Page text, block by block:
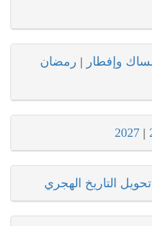
| رمضان
|
2027
تحويل التاريخ الهجري